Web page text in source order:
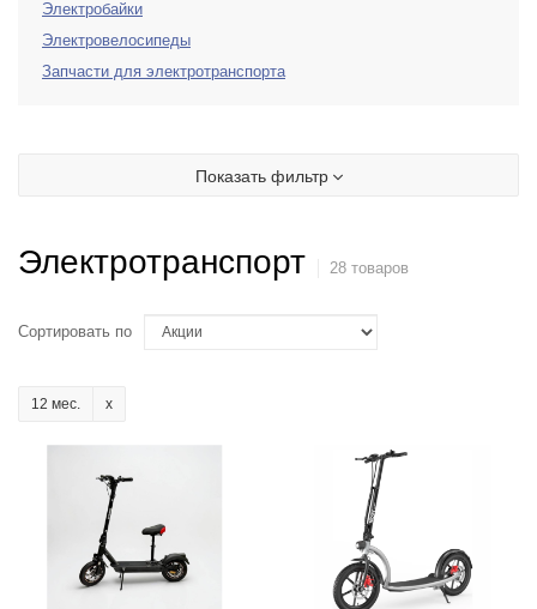
Электробайки
Электровелосипеды
Запчасти для электротранспорта
Показать фильтр
Электротранспорт 28 товаров
Сортировать по
12 мес.